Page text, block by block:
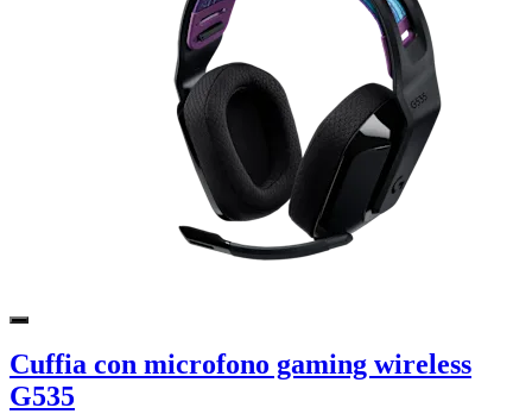
Cuffia con microfono gaming wireless
G535